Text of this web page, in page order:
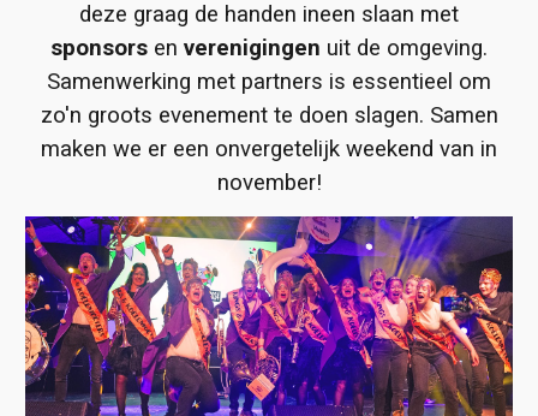
deze graag de handen ineen slaan met
sponsors en verenigingen uit de omgeving.
Samenwerking met partners is essentieel om
zo'n groots evenement te doen slagen. Samen
maken we er een onvergetelijk weekend van in
november!